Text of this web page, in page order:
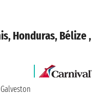
Honduras, Bélize ,
Galveston